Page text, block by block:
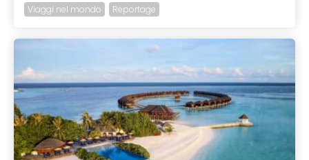
Viaggi nel mondo Reportage